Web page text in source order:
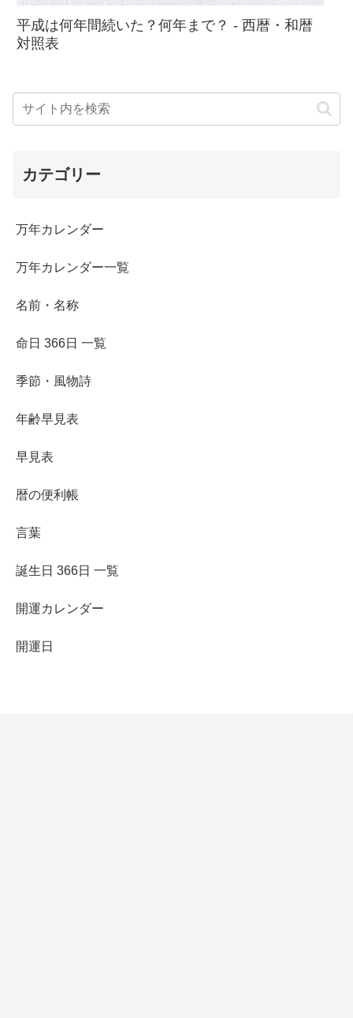
平成は何年間続いた？何年まで？ - 西暦・和暦
対照表
カテゴリー
万年カレンダー
万年カレンダー一覧
名前・名称
命日 366日 一覧
季節・風物詩
年齢早見表
早見表
暦の便利帳
言葉
誕生日 366日 一覧
開運カレンダー
開運日